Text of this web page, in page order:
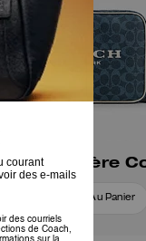
Ajouter Au Panier